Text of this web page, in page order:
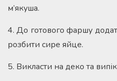
м’якуша.
4. До готового фаршу
розбити сире яйце.
5. Викласти на деко та